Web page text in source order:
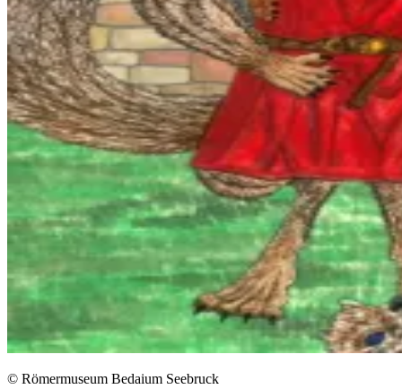
© Römermuseum Bedaium Seebruck